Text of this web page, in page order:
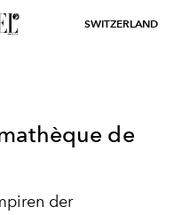
SWITZERLAND
de
der